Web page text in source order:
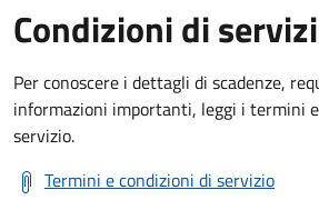
Condizioni di
Per conoscere i dettagli di scadenze,
informazioni importanti, leggi i termini
servizio.
Termini e condizioni di servizio